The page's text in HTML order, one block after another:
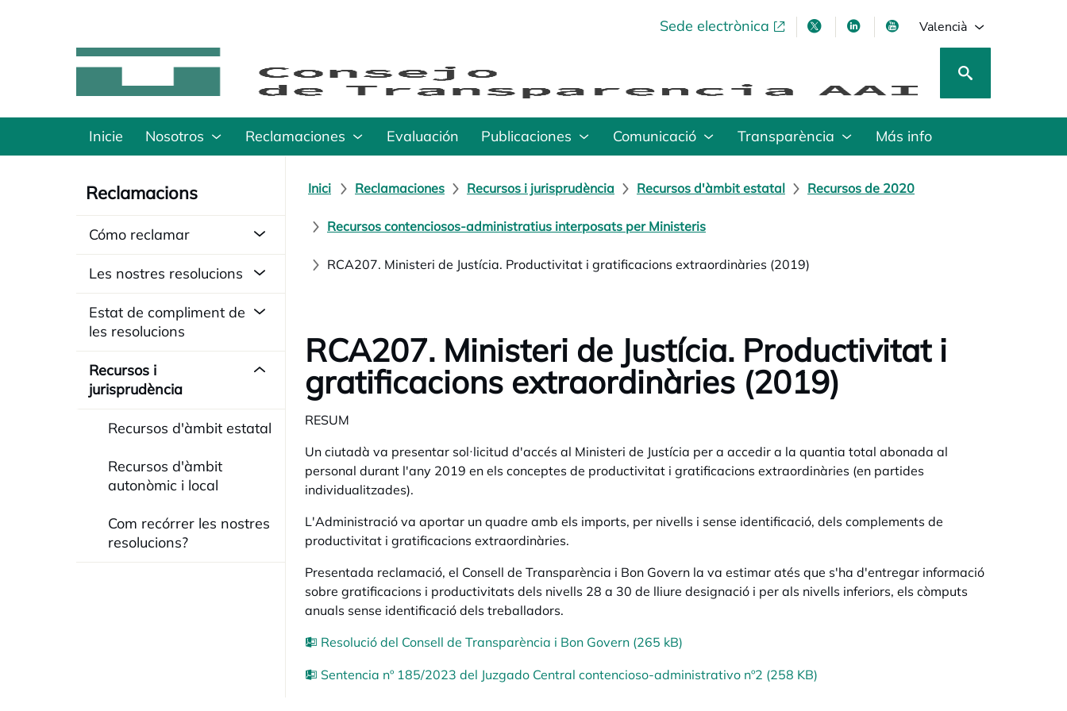
Sede electrònicaopens in a new tabopens in a new tab
opens in a new tab
opens in a new tab
Valencià
Inicie Nosotros Reclamaciones Evaluación Publicaciones Comunicació Transparència Más info
Reclamacions
Cómo reclamar
Les nostres resolucions
Estat de compliment de
les resolucions
Recursos i
jurisprudència
Recursos d'àmbit estatal
Recursos d'àmbit
autonòmic i local
Com recórrer les nostres
resolucions?
Inici Reclamaciones Recursos i jurisprudència Recursos d'àmbit estatal Recursos de 2020
Recursos contenciosos-administratius interposats per Ministeris
RCA207. Ministeri de Justícia. Productivitat i gratificacions extraordinàries (2019)
RCA207. Ministeri de Justícia. Productivitat i
gratificacions extraordinàries (2019)
RESUM
Un ciutadà va presentar sol·licitud d'accés al Ministeri de Justícia per a accedir a la quantia total abonada al
personal durant l'any 2019 en els conceptes de productivitat i gratificacions extraordinàries (en partides
individualitzades).
L'Administració va aportar un quadre amb els imports, per nivells i sense identificació, dels complements de
productivitat i gratificacions extraordinàries.
Presentada reclamació, el Consell de Transparència i Bon Govern la va estimar atés que s'ha d'entregar informació
sobre gratificacions i productivitats dels nivells 28 a 30 de lliure designació i per als nivells inferiors, els còmputs
anuals sense identificació dels treballadors.
Resolució del Consell de Transparència i Bon Govern (265 kB)
Sentencia nº 185/2023 del Juzgado Central contencioso-administrativo nº2 (258 KB)